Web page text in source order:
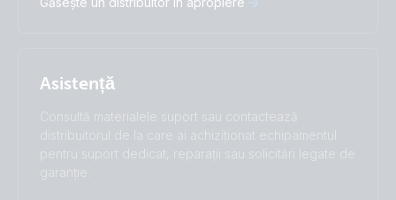
Nederlands
Norsk
Türkçe
中國人
I agree to receive the newsletter and accept the
Asistență
Consultă materialele suport sau contactează
distribuitorul de la care ai achiziționat echipamentul
pentru suport dedicat, reparații sau solicitări legate de
garanție.